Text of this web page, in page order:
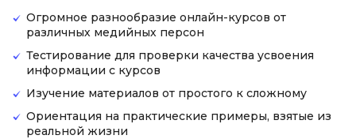
Огромное разнообразие онлайн-курсов от
различных медийных персон
Тестирование для проверки качества усвоения
информации с курсов
Изучение материалов от простого к сложному
Ориентация на практические примеры, взятые из
реальной жизни